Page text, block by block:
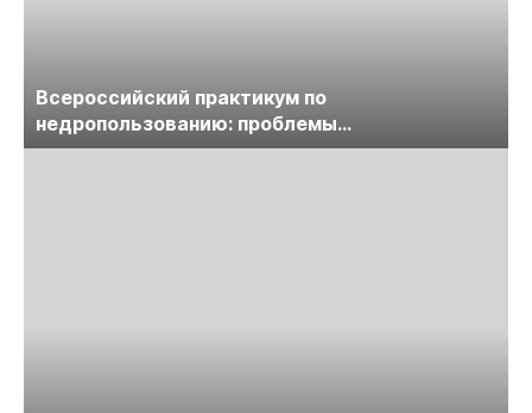
Всероссийский практикум по
недропользованию: проблемы
лицензирования, цифровизации, экспертизы